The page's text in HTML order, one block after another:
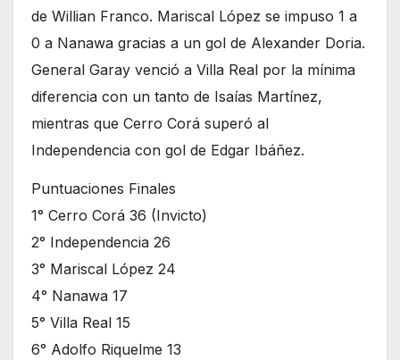
de Willian Franco. Mariscal López se impuso 1 a
0 a Nanawa gracias a un gol de Alexander Doria.
General Garay venció a Villa Real por la mínima
diferencia con un tanto de Isaías Martínez,
mientras que Cerro Corá superó al
Independencia con gol de Edgar Ibáñez.
Puntuaciones Finales
1° Cerro Corá 36 (Invicto)
2° Independencia 26
3° Mariscal López 24
4° Nanawa 17
5° Villa Real 15
6° Adolfo Riquelme 13